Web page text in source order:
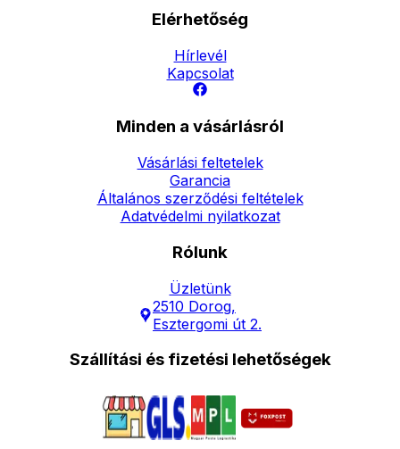
Elérhetőség
Hírlevél
Kapcsolat
Minden a vásárlásról
Vásárlási feltetelek
Garancia
Általános szerződési feltételek
Adatvédelmi nyilatkozat
Rólunk
Üzletünk
2510 Dorog,
Esztergomi út 2.
Szállítási és fizetési lehetőségek